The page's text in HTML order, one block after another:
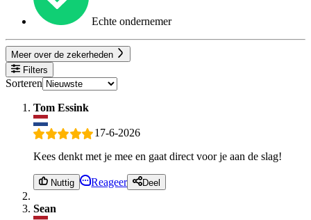
Echte ondernemer
Meer over de zekerheden
Filters
Sorteren
Tom Essink
17-6-2026
Kees denkt met je mee en gaat direct voor je aan de slag!
Nuttig Reageer Deel
Sean